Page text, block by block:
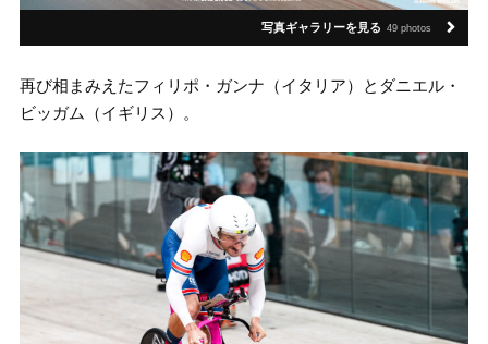
写真ギャラリーを見る 49 photos
再び相まみえたフィリポ・ガンナ（イタリア）とダニエル・
ビッガム（イギリス）。